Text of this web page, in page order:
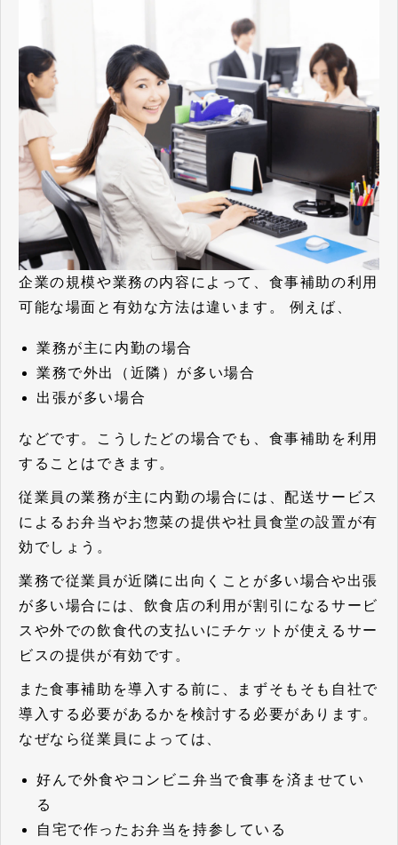
企業の規模や業務の内容によって、食事補助の利用
可能な場面と有効な方法は違います。 例えば、
業務が主に内勤の場合
業務で外出（近隣）が多い場合
出張が多い場合
などです。こうしたどの場合でも、食事補助を利用
することはできます。
従業員の業務が主に内勤の場合には、配送サービス
によるお弁当やお惣菜の提供や社員食堂の設置が有
効でしょう。
業務で従業員が近隣に出向くことが多い場合や出張
が多い場合には、飲食店の利用が割引になるサービ
スや外での飲食代の支払いにチケットが使えるサー
ビスの提供が有効です。
また食事補助を導入する前に、まずそもそも自社で
導入する必要があるかを検討する必要があります。
なぜなら従業員によっては、
好んで外食やコンビニ弁当で食事を済ませてい
る
自宅で作ったお弁当を持参している